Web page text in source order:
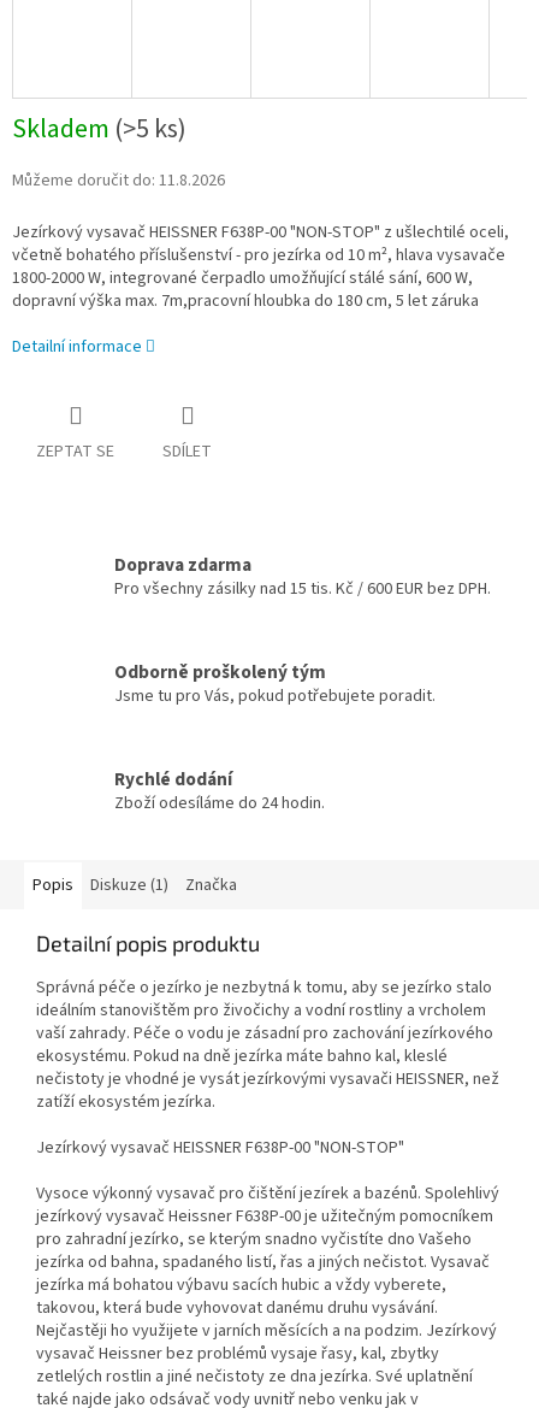
Skladem (>5 ks)
Můžeme doručit do: 11.8.2026
Jezírkový vysavač HEISSNER F638P-00 "NON-STOP" z ušlechtilé oceli,
včetně bohatého příslušenství - pro jezírka od 10 m², hlava vysavače
1800-2000 W, integrované čerpadlo umožňující stálé sání, 600 W,
dopravní výška max. 7m,pracovní hloubka do 180 cm, 5 let záruka
Detailní informace
ZEPTAT SE SDÍLET
Doprava zdarma
Pro všechny zásilky nad 15 tis. Kč / 600 EUR bez DPH.
Odborně proškolený tým
Jsme tu pro Vás, pokud potřebujete poradit.
Rychlé dodání
Zboží odesíláme do 24 hodin.
Popis Diskuze (1) Značka
Detailní popis produktu
Správná péče o jezírko je nezbytná k tomu, aby se jezírko stalo
ideálním stanovištěm pro živočichy a vodní rostliny a vrcholem
vaší zahrady. Péče o vodu je zásadní pro zachování jezírkového
ekosystému. Pokud na dně jezírka máte bahno kal, kleslé
nečistoty je vhodné je vysát jezírkovými vysavači HEISSNER, než
zatíží ekosystém jezírka.
Jezírkový vysavač HEISSNER F638P-00 "NON-STOP"
Vysoce výkonný vysavač pro čištění jezírek a bazénů. Spolehlivý
jezírkový vysavač Heissner F638P-00 je užitečným pomocníkem
pro zahradní jezírko, se kterým snadno vyčistíte dno Vašeho
jezírka od bahna, spadaného listí, řas a jiných nečistot. Vysavač
jezírka má bohatou výbavu sacích hubic a vždy vyberete,
takovou, která bude vyhovovat danému druhu vysávání.
Nejčastěji ho využijete v jarních měsících a na podzim. Jezírkový
vysavač Heissner bez problémů vysaje řasy, kal, zbytky
zetlelých rostlin a jiné nečistoty ze dna jezírka. Své uplatnění
také najde jako odsávač vody uvnitř nebo venku jak v